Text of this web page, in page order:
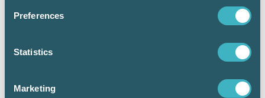
Preferences
Statistics
Marketing
olika kanaler hjälper du också till att sprida
Att ha stora ambitioner kräver samtidigt
resurser för att kunna arbeta aktivt under lång
tid inom olika områden. Genom ett starkt
fokus på att vara kostnadseffektiva och bedriva